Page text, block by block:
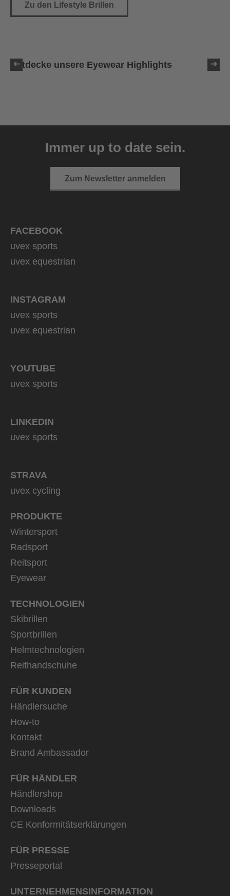
Zu den Lifestyle Brillen
Entdecke unsere Eyewear Highlights
2 Farbvarianten
Immer up to date sein.
Zum Newsletter anmelden
FACEBOOK
uvex sports
uvex equestrian
INSTAGRAM
uvex sports
uvex equestrian
YOUTUBE
uvex sports
LINKEDIN
uvex sports
STRAVA
uvex cycling
PRODUKTE
Wintersport
Radsport
Reitsport
Eyewear
TECHNOLOGIEN
Skibrillen
Sportbrillen
Helmtechnologien
Reithandschuhe
FÜR KUNDEN
Händlersuche
How-to
Kontakt
Brand Ambassador
FÜR HÄNDLER
Händlershop
Downloads
CE Konformitätserklärungen
FÜR PRESSE
Presseportal
UNTERNEHMENS­INFORMATION